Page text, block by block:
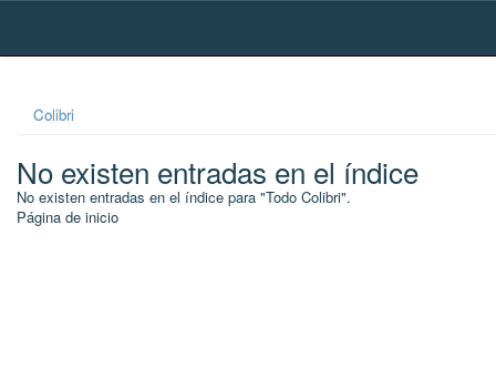
Skip
Colibri
No existen entradas en el índice
No existen entradas en el índice para "Todo Colibri".
Página de inicio